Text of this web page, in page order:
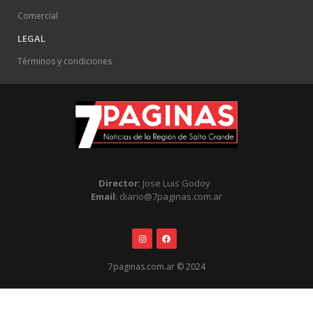
Comercial
LEGAL
Términos y condiciones
Director: Jose Luis Godoy
Email: diario@7paginas.com.ar
7paginas.com.ar © 2024